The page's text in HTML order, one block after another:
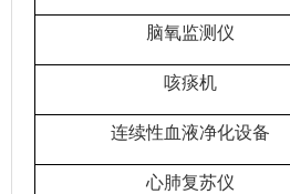
脑氧监测仪
咳痰机
连续性血液净化设备
心肺复苏仪